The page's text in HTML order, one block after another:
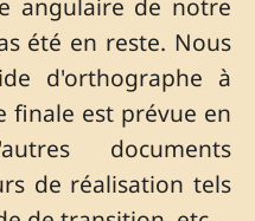
été en reste. Nous
d'orthographe à
finale est prévue en
documents
de réalisation tels